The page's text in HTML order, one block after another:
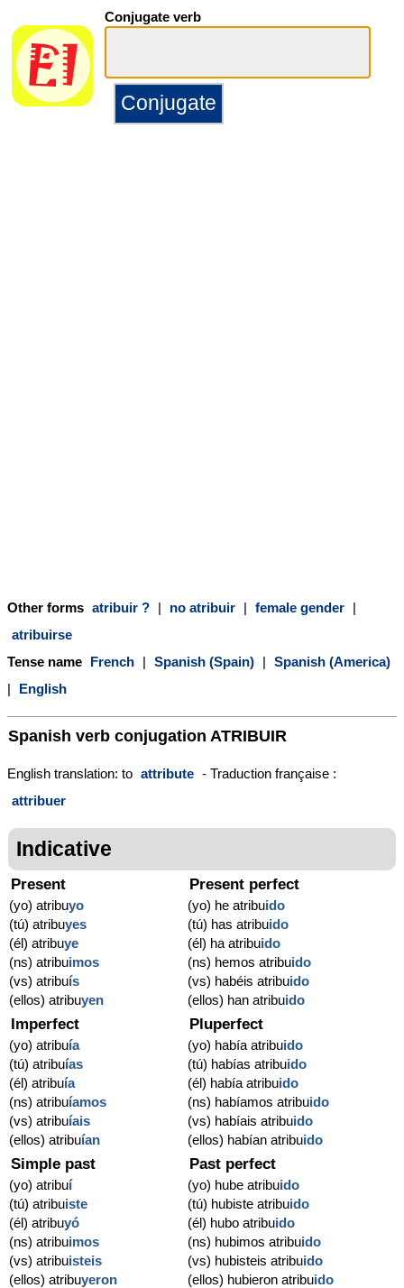
Conjugate verb
Other forms atribuir ? | no atribuir | female gender |
atribuirse
Tense name French | Spanish (Spain) | Spanish (America)
|
English
Spanish verb conjugation ATRIBUIR
English translation: to attribute - Traduction française :
attribuer
Indicative
Present
(yo) atribuyo
(tú) atribuyes
(él) atribuye
(ns) atribuimos
(vs) atribuís
(ellos) atribuyen
Present perfect
(yo) he atribuido
(tú) has atribuido
(él) ha atribuido
(ns) hemos atribuido
(vs) habéis atribuido
(ellos) han atribuido
Imperfect
(yo) atribuía
(tú) atribuías
(él) atribuía
(ns) atribuíamos
(vs) atribuíais
(ellos) atribuían
Pluperfect
(yo) había atribuido
(tú) habías atribuido
(él) había atribuido
(ns) habíamos atribuido
(vs) habíais atribuido
(ellos) habían atribuido
Simple past
(yo) atribuí
(tú) atribuiste
(él) atribuyó
(ns) atribuimos
(vs) atribuisteis
(ellos) atribuyeron
Past perfect
(yo) hube atribuido
(tú) hubiste atribuido
(él) hubo atribuido
(ns) hubimos atribuido
(vs) hubisteis atribuido
(ellos) hubieron atribuido